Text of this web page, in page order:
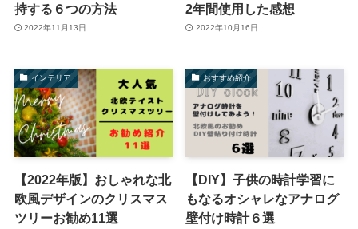
持する６つの方法
2022年11月13日
2年間使用した感想
2022年10月16日
インテリア
【2022年版】おしゃれな北
欧風デザインのクリスマス
ツリーお勧め11選
おすすめ紹介
【DIY】子供の時計学習に
もなるオシャレなアナログ
壁付け時計６選